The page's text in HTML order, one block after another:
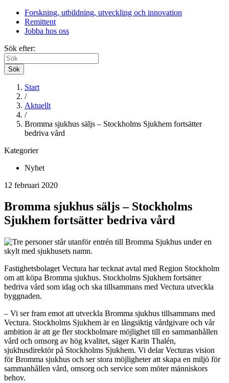
Forskning, utbildning, utveckling och innovation
Remittent
Jobba hos oss
Sök efter:
Sök
Start
/
Aktuellt
/
Bromma sjukhus säljs – Stockholms Sjukhem fortsätter
bedriva vård
Kategorier
Nyhet
12 februari 2020
Bromma sjukhus säljs – Stockholms
Sjukhem fortsätter bedriva vård
Fastighetsbolaget Vectura har tecknat avtal med Region Stockholm
om att köpa Bromma sjukhus. Stockholms Sjukhem fortsätter
bedriva vård som idag och ska tillsammans med Vectura utveckla
byggnaden.
– Vi ser fram emot att utveckla Bromma sjukhus tillsammans med
Vectura. Stockholms Sjukhem är en långsiktig vårdgivare och vår
ambition är att ge fler stockholmare möjlighet till en sammanhållen
vård och omsorg av hög kvalitet, säger Karin Thalén,
sjukhusdirektör på Stockholms Sjukhem. Vi delar Vecturas vision
för Bromma sjukhus och ser stora möjligheter att skapa en miljö för
sammanhållen vård, omsorg och service som möter människors
behov.